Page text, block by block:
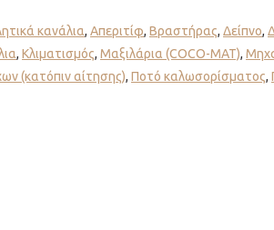
κανάλια, Απεριτίφ, Βραστήρας, Δείπνο,
, Κλιματισμός, Μαξιλάρια (COCO-MAT),
(κατόπιν αίτησης), Ποτό καλωσορίσματος,